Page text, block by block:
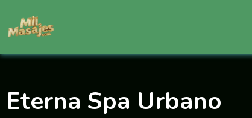
contenido
Eterna Spa Urbano